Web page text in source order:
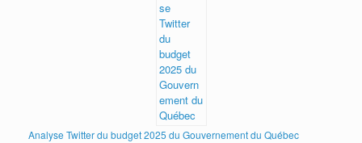
Analyse Twitter du budget 2025 du Gouvernement du Québec